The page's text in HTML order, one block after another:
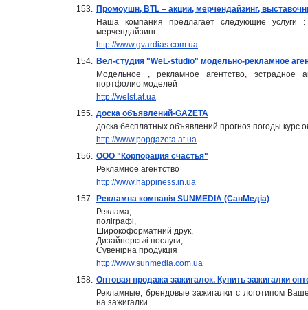
153. Промоушн, BTL – акции, мерчендайзинг,
Наша компания предлагает следующие услуги
мерчендайзинг.
http://www.gvardias.com.ua
154. Вел-студия "WeL-studio" модельно-рекламное
Модельное , рекламное агентство, эстрадное
портфолио моделей
http://welst.at.ua
155. доска объявлений-GAZETA
доска бесплатных объявлений прогноз погоды курс
http://www.popgazeta.at.ua
156. ООО "Корпорация счастья"
Рекламное агентство
http://www.happiness.in.ua
157. Рекламна компанія SUNMEDIA (СанМедіа)
Реклама,
поліграфі,
Широкоформатний друк,
Дизайнерські послуги,
Сувенірна продукція
http://www.sunmedia.com.ua
158. Оптовая продажа зажигалок. Купить зажигалки
Рекламные, брендовые зажигалки с логотипом
на зажигалки.